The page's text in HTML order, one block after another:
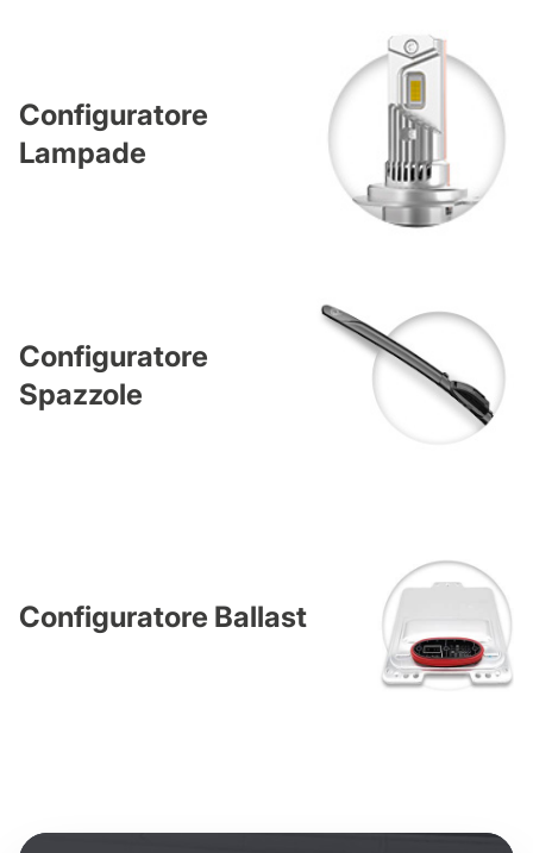
Configuratore
Lampade
Configuratore
Spazzole
Configuratore Ballast